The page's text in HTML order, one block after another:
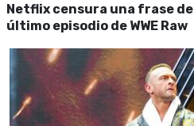
Netflix censura una frase
último episodio de WWE Raw